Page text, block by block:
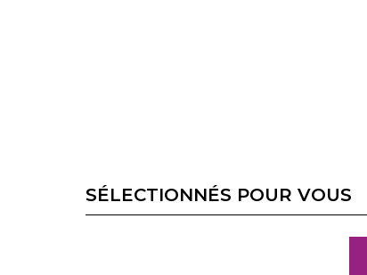
SÉLECTIONNÉS POUR VOUS